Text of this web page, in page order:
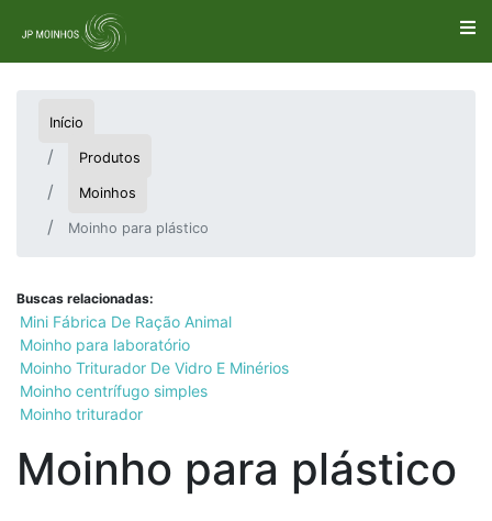
Início
Produtos
Moinhos
Moinho para plástico
Buscas relacionadas:
Mini Fábrica De Ração Animal
Moinho para laboratório
Moinho Triturador De Vidro E Minérios
Moinho centrífugo simples
Moinho triturador
Moinho para plástico